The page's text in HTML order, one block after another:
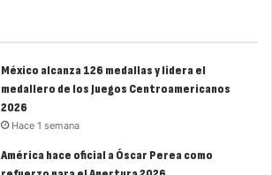
México alcanza 126 medallas y lidera el
medallero de los Juegos Centroamericanos
2026
Hace 1 semana
América hace oficial a Óscar Perea como